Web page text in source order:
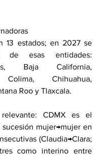
13 estados; en 2027 se
de esas entidades:
Baja California,
Colima, Chihuahua,
Roo y Tlaxcala.
CDMX es el
mujer→mujer en
(Claudia→Clara;
como interino entre